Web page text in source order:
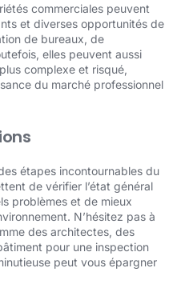
commerciales peuvent
et diverses opportunités de
de bureaux, de
elles peuvent aussi
complexe et risqué,
du marché professionnel
étapes incontournables du
de vérifier l’état général
problèmes et de mieux
N’hésitez pas à
des architectes, des
pour une inspection
peut vous épargner